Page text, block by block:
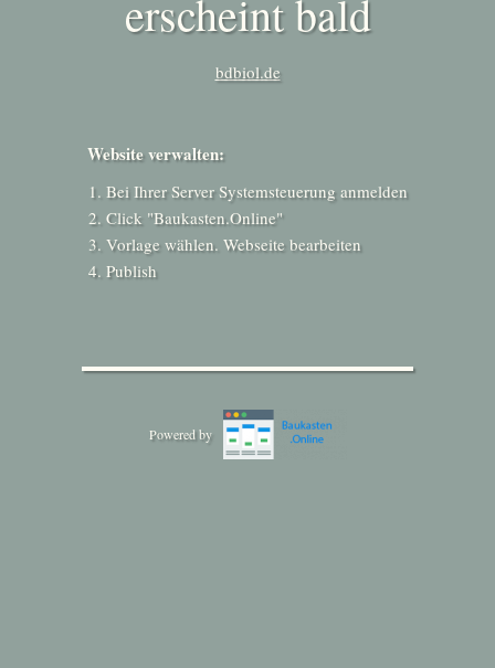
erscheint bald
bdbiol.de
Website verwalten:
Bei Ihrer Server Systemsteuerung anmelden
Click "Baukasten.Online"
Vorlage wählen. Webseite bearbeiten
Publish
Powered by